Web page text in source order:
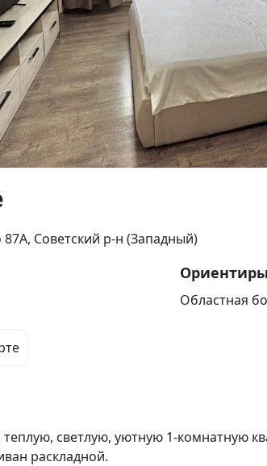
Советский р-н (Западный)
Ориентиры
Областная
светлую, уютную 1-комнатную
раскладной.